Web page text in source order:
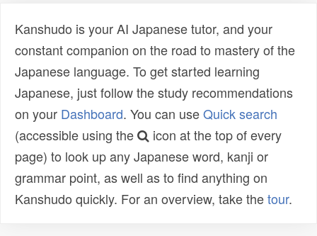
Kanshudo is your AI Japanese tutor, and your
constant companion on the road to mastery of the
Japanese language. To get started learning
Japanese, just follow the study recommendations
on your Dashboard. You can useQuick search
(accessible using the
icon at the top of every
page) to look up any Japanese word, kanji or
grammar point, as well as to find anything on
Kanshudo quickly. For an overview, take thetour.